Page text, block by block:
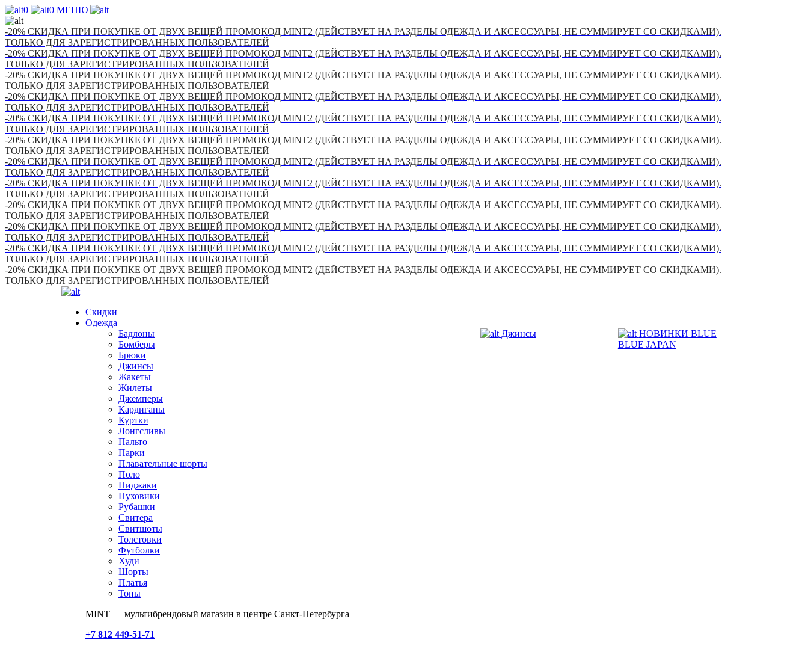
0 0 МЕНЮ
-20% СКИДКА ПРИ ПОКУПКЕ ОТ ДВУХ ВЕЩЕЙ ПРОМОКОД MINT2 (ДЕЙСТВУЕТ НА РАЗДЕЛЫ ОДЕЖДА И АКСЕССУАРЫ, НЕ СУММИРУЕТ СО СКИДКАМИ).
ТОЛЬКО ДЛЯ ЗАРЕГИСТРИРОВАННЫХ ПОЛЬЗОВАТЕЛЕЙ
-20% СКИДКА ПРИ ПОКУПКЕ ОТ ДВУХ ВЕЩЕЙ ПРОМОКОД MINT2 (ДЕЙСТВУЕТ НА РАЗДЕЛЫ ОДЕЖДА И АКСЕССУАРЫ, НЕ СУММИРУЕТ СО СКИДКАМИ).
ТОЛЬКО ДЛЯ ЗАРЕГИСТРИРОВАННЫХ ПОЛЬЗОВАТЕЛЕЙ
-20% СКИДКА ПРИ ПОКУПКЕ ОТ ДВУХ ВЕЩЕЙ ПРОМОКОД MINT2 (ДЕЙСТВУЕТ НА РАЗДЕЛЫ ОДЕЖДА И АКСЕССУАРЫ, НЕ СУММИРУЕТ СО СКИДКАМИ).
ТОЛЬКО ДЛЯ ЗАРЕГИСТРИРОВАННЫХ ПОЛЬЗОВАТЕЛЕЙ
-20% СКИДКА ПРИ ПОКУПКЕ ОТ ДВУХ ВЕЩЕЙ ПРОМОКОД MINT2 (ДЕЙСТВУЕТ НА РАЗДЕЛЫ ОДЕЖДА И АКСЕССУАРЫ, НЕ СУММИРУЕТ СО СКИДКАМИ).
ТОЛЬКО ДЛЯ ЗАРЕГИСТРИРОВАННЫХ ПОЛЬЗОВАТЕЛЕЙ
-20% СКИДКА ПРИ ПОКУПКЕ ОТ ДВУХ ВЕЩЕЙ ПРОМОКОД MINT2 (ДЕЙСТВУЕТ НА РАЗДЕЛЫ ОДЕЖДА И АКСЕССУАРЫ, НЕ СУММИРУЕТ СО СКИДКАМИ).
ТОЛЬКО ДЛЯ ЗАРЕГИСТРИРОВАННЫХ ПОЛЬЗОВАТЕЛЕЙ
-20% СКИДКА ПРИ ПОКУПКЕ ОТ ДВУХ ВЕЩЕЙ ПРОМОКОД MINT2 (ДЕЙСТВУЕТ НА РАЗДЕЛЫ ОДЕЖДА И АКСЕССУАРЫ, НЕ СУММИРУЕТ СО СКИДКАМИ).
ТОЛЬКО ДЛЯ ЗАРЕГИСТРИРОВАННЫХ ПОЛЬЗОВАТЕЛЕЙ
-20% СКИДКА ПРИ ПОКУПКЕ ОТ ДВУХ ВЕЩЕЙ ПРОМОКОД MINT2 (ДЕЙСТВУЕТ НА РАЗДЕЛЫ ОДЕЖДА И АКСЕССУАРЫ, НЕ СУММИРУЕТ СО СКИДКАМИ).
ТОЛЬКО ДЛЯ ЗАРЕГИСТРИРОВАННЫХ ПОЛЬЗОВАТЕЛЕЙ
-20% СКИДКА ПРИ ПОКУПКЕ ОТ ДВУХ ВЕЩЕЙ ПРОМОКОД MINT2 (ДЕЙСТВУЕТ НА РАЗДЕЛЫ ОДЕЖДА И АКСЕССУАРЫ, НЕ СУММИРУЕТ СО СКИДКАМИ).
ТОЛЬКО ДЛЯ ЗАРЕГИСТРИРОВАННЫХ ПОЛЬЗОВАТЕЛЕЙ
-20% СКИДКА ПРИ ПОКУПКЕ ОТ ДВУХ ВЕЩЕЙ ПРОМОКОД MINT2 (ДЕЙСТВУЕТ НА РАЗДЕЛЫ ОДЕЖДА И АКСЕССУАРЫ, НЕ СУММИРУЕТ СО СКИДКАМИ).
ТОЛЬКО ДЛЯ ЗАРЕГИСТРИРОВАННЫХ ПОЛЬЗОВАТЕЛЕЙ
-20% СКИДКА ПРИ ПОКУПКЕ ОТ ДВУХ ВЕЩЕЙ ПРОМОКОД MINT2 (ДЕЙСТВУЕТ НА РАЗДЕЛЫ ОДЕЖДА И АКСЕССУАРЫ, НЕ СУММИРУЕТ СО СКИДКАМИ).
ТОЛЬКО ДЛЯ ЗАРЕГИСТРИРОВАННЫХ ПОЛЬЗОВАТЕЛЕЙ
-20% СКИДКА ПРИ ПОКУПКЕ ОТ ДВУХ ВЕЩЕЙ ПРОМОКОД MINT2 (ДЕЙСТВУЕТ НА РАЗДЕЛЫ ОДЕЖДА И АКСЕССУАРЫ, НЕ СУММИРУЕТ СО СКИДКАМИ).
ТОЛЬКО ДЛЯ ЗАРЕГИСТРИРОВАННЫХ ПОЛЬЗОВАТЕЛЕЙ
-20% СКИДКА ПРИ ПОКУПКЕ ОТ ДВУХ ВЕЩЕЙ ПРОМОКОД MINT2 (ДЕЙСТВУЕТ НА РАЗДЕЛЫ ОДЕЖДА И АКСЕССУАРЫ, НЕ СУММИРУЕТ СО СКИДКАМИ).
ТОЛЬКО ДЛЯ ЗАРЕГИСТРИРОВАННЫХ ПОЛЬЗОВАТЕЛЕЙ
Скидки
Одежда
Бадлоны
Бомберы
Брюки
Джинсы
Жакеты
Жилеты
Джемперы
Кардиганы
Куртки
Лонгсливы
Пальто
Парки
Плавательные шорты
Поло
Пиджаки
Пуховики
Рубашки
Свитера
Свитшоты
Толстовки
Футболки
Худи
Шорты
Платья
Топы
Джинсы
НОВИНКИ BLUE
BLUE JAPAN
MINT — мультибрендовый магазин в центре Санкт-Петербурга
+7 812 449-51-71